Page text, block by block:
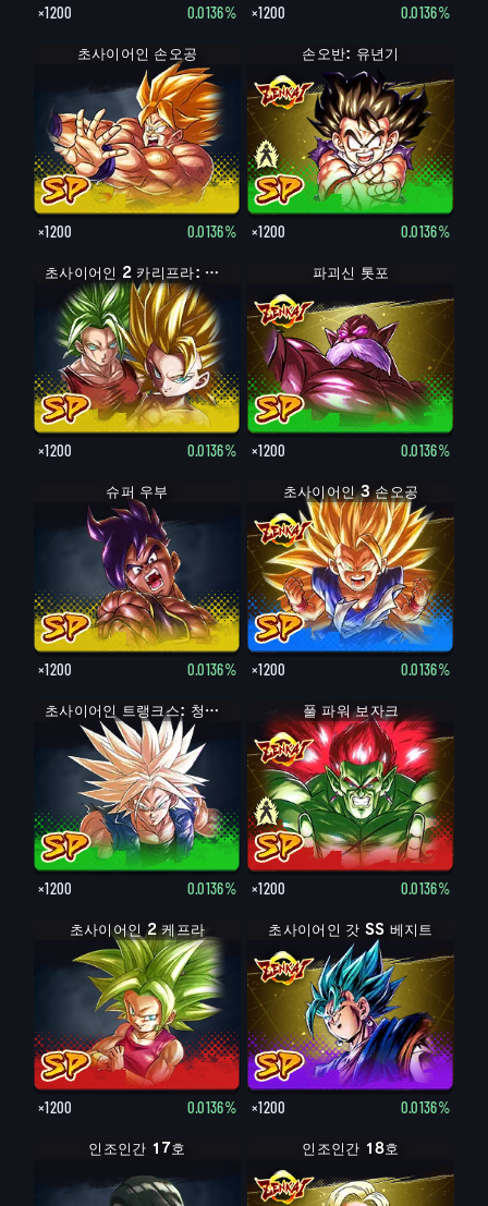
×1200 0.0136% ×1200 0.0136%
초사이어인 손오공
×1200 0.0136%
손오반: 유년기
×1200 0.0136%
초사이어인 2 카리프라: 케일 (어시스트)
×1200 0.0136%
파괴신 톳포
×1200 0.0136%
슈퍼 우부
×1200 0.0136%
초사이어인 3 손오공
×1200 0.0136%
초사이어인 트랭크스: 청년기
×1200 0.0136%
풀 파워 보자크
×1200 0.0136%
초사이어인 2 케프라
×1200 0.0136%
초사이어인 갓 SS 베지트
×1200 0.0136%
인조인간 17호 인조인간 18호